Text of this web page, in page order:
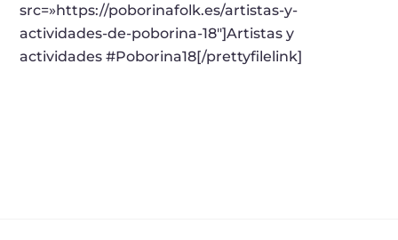
src=»https://poborinafolk.es/artistas-y-
actividades-de-poborina-18″]Artistas y
actividades #Poborina18[/prettyfilelink]